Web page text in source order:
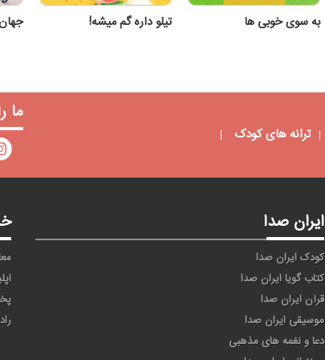
به سوی خوبی ها تیلو داره گم میشه!
ترانه های کودک
ما
ایران صدا
کودک ایران صدا
کتاب گویا ایران صدا
قرآن ایران صدا
موسیقی ایران صدا
دعا و نغمه های مذهبی